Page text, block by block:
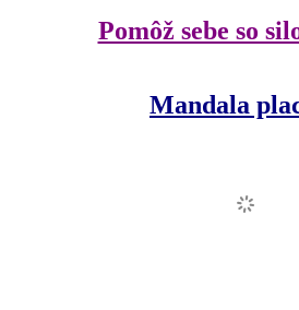
Pomôž sebe so
Mandala